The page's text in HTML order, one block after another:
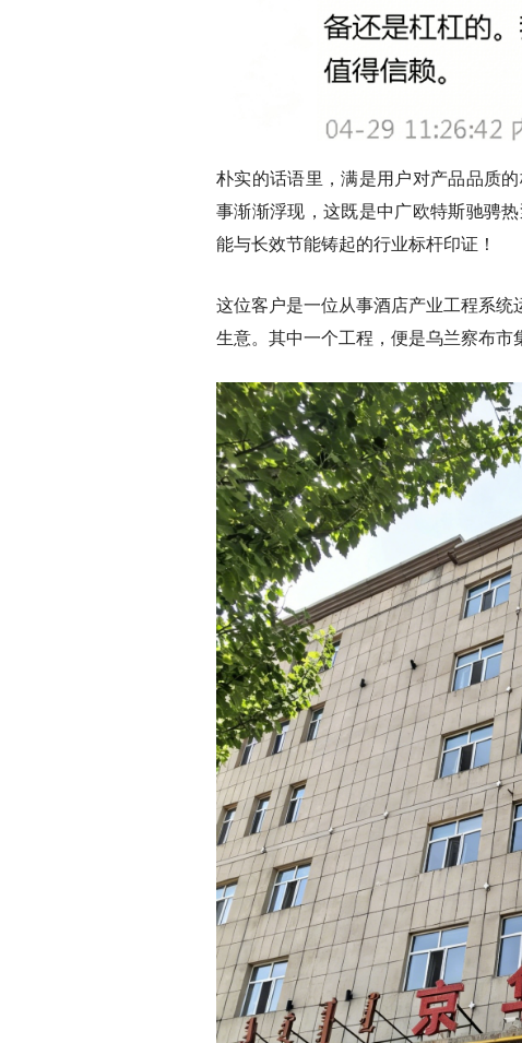
朴实的话语里，满是用户对产品品质
事渐渐浮现，这既是中广欧特斯驰骋
能与长效节能铸起的行业标杆印证！
这位客户是一位从事酒店产业工程系
生意。其中一个工程，便是乌兰察布市